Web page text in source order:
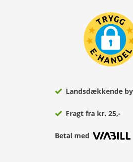
Landsdækkende
Fragt fra kr. 25,-
Betal med